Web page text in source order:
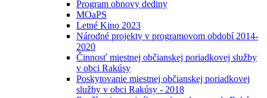
Program obnovy dediny
MOaPS
Letné Kino 2023
Národné projekty v programovom období 2014-
2020
Činnosť miestnej občianskej poriadkovej služby
v obci Rakúsy
Poskytovanie miestnej občianskej poriadkovej
služby v obci Rakúsy - 2018